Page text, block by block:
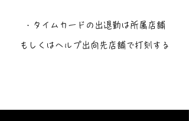
・タイムカードの出退勤は所属店舗
​もしくはヘルプ出向先店舗で打刻する